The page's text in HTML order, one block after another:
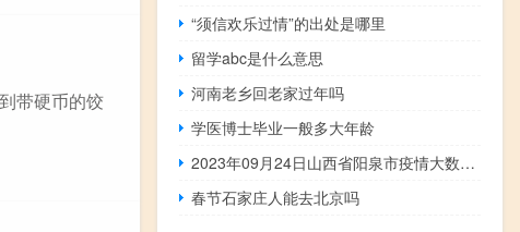
带硬币的饺
“须信欢乐过情”的出处是哪里
留学abc是什么意思
河南老乡回老家过年吗
学医博士毕业一般多大年龄
2023年09月24日山西省阳泉市疫情大数据-今日/今天疫情全网搜索最新实时消息动态情况通知播报
春节石家庄人能去北京吗